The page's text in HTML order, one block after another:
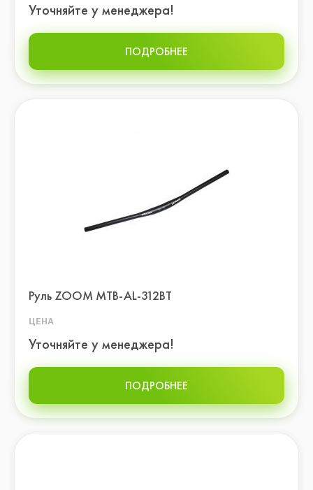
Уточняйте у менеджера!
ПОДРОБНЕЕ
Руль ZOOM MTB-AL-312BT
ЦЕНА
Уточняйте у менеджера!
ПОДРОБНЕЕ